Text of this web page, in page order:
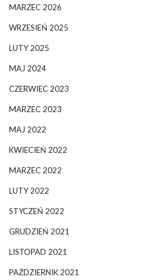
MARZEC 2026
WRZESIEŃ 2025
LUTY 2025
MAJ 2024
CZERWIEC 2023
MARZEC 2023
MAJ 2022
KWIECIEŃ 2022
MARZEC 2022
LUTY 2022
STYCZEŃ 2022
GRUDZIEŃ 2021
LISTOPAD 2021
PAŹDZIERNIK 2021